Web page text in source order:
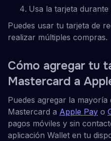
Usa la tarjeta
Puedes usar tu tarjeta de
realizar múltiples compras.
Cómo agregar tu
Mastercard a
Puedes agregar la mayoría
Mastercard a Apple Pay o
pagos móviles y sin
aplicación Wallet en tu